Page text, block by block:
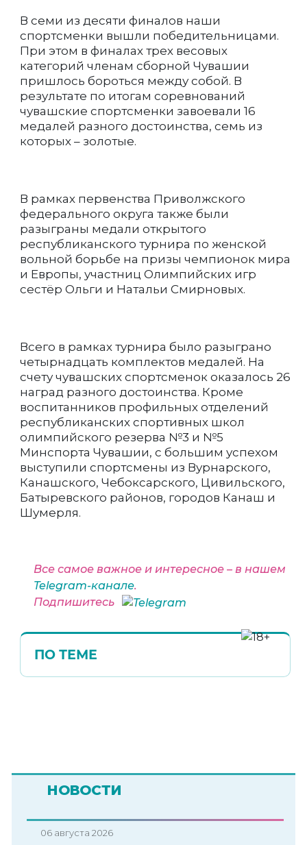
В семи из десяти финалов наши
спортсменки вышли победительницами.
При этом в финалах трех весовых
категорий членам сборной Чувашии
пришлось бороться между собой. В
результате по итогам соревнований
чувашские спортсменки завоевали 16
медалей разного достоинства, семь из
которых – золотые.
В рамках первенства Приволжского
федерального округа также были
разыграны медали открытого
республиканского турнира по женской
вольной борьбе на призы чемпионок мира
и Европы, участниц Олимпийских игр
сестёр Ольги и Натальи Смирновых.
Всего в рамках турнира было разыграно
четырнадцать комплектов медалей. На
счету чувашских спортсменок оказалось 26
наград разного достоинства. Кроме
воспитанников профильных отделений
республиканских спортивных школ
олимпийского резерва №3 и №5
Минспорта Чувашии, с большим успехом
выступили спортсмены из Вурнарского,
Канашского, Чебоксарского, Цивильского,
Батыревского районов, городов Канаш и
Шумерля.
Все самое важное и интересное – в нашем
Telegram-канале.
Подпишитесь
ПО ТЕМЕ
НОВОСТИ
06 августа 2026